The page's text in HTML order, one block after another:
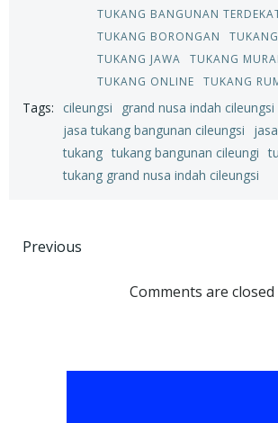
TUKANG BANGUNAN
TUKANG BORONGAN
TUKANG JAWA
TUKANG
TUKANG ONLINE
TUKANG
Tags: cileungsi
grand nusa indah cileungsi
jasa tukang bangunan cileungsi
tukang tukang bangunan cileungi
tukang grand nusa indah cileungsi
Post
navigation
Previous
Comments are closed